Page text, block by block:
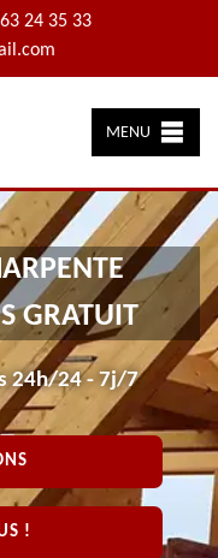
24 35 33
MENU
GRATUIT
24h/24 - 7j/7
!